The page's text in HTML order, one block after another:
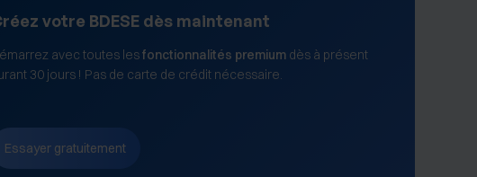
votre BDESE dès maintenant
avec toutes lesfonctionnalités premium dès à présent
30 jours ! Pas de carte de crédit nécessaire.
Essayer gratuitement